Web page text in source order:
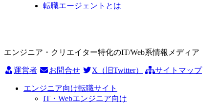
転職エージェントとは
エンジニア・クリエイター特化のIT/Web系情報メディア
運営者 お問合せ X（旧Twitter） サイトマップ
エンジニア向け転職サイト
IT・Webエンジニア向け